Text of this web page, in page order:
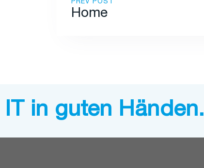
PREV POST
Home
IT in guten Händen.